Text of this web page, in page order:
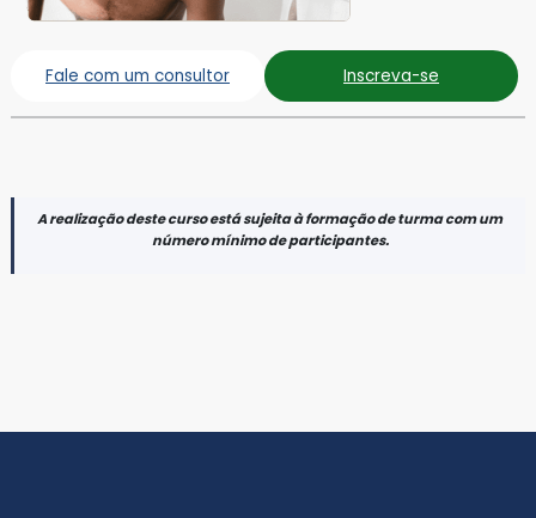
Fale com um consultor Inscreva-se
A realização deste curso está sujeita à formação de turma com um
número mínimo de participantes.